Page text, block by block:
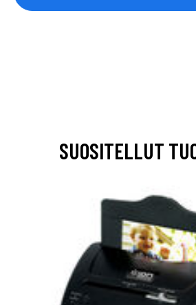
SUOSITELLUT